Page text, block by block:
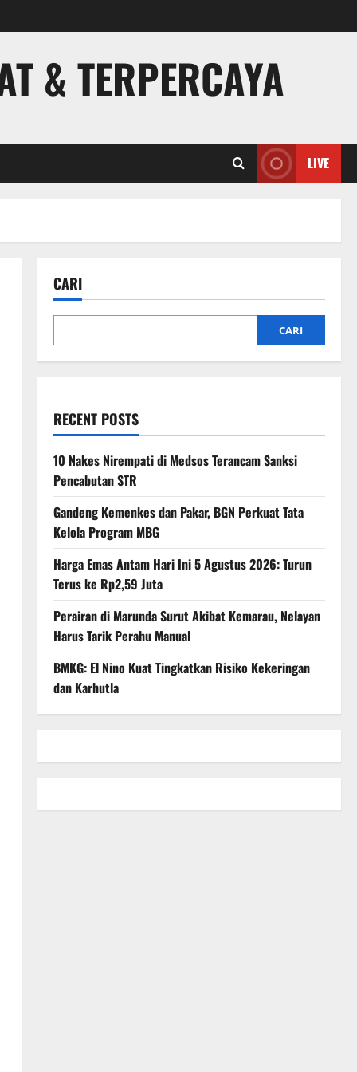
& TERPERCAYA
LIVE
CARI
CARI
RECENT POSTS
10 Nakes Nirempati di Medsos Terancam Sanksi
Pencabutan STR
Gandeng Kemenkes dan Pakar, BGN Perkuat Tata
Kelola Program MBG
Harga Emas Antam Hari Ini 5 Agustus 2026: Turun
Terus ke Rp2,59 Juta
Perairan di Marunda Surut Akibat Kemarau, Nelayan
Harus Tarik Perahu Manual
BMKG: El Nino Kuat Tingkatkan Risiko Kekeringan
dan Karhutla